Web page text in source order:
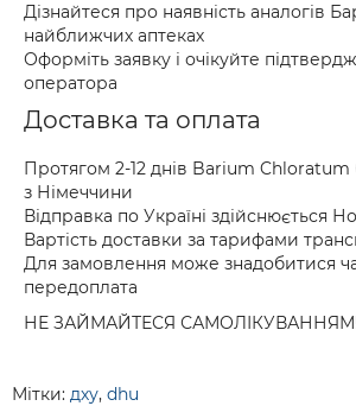
Дізнайтеся про наявність аналогів
найближчих аптеках
Оформіть заявку і очікуйте
оператора
Доставка та оплата
Протягом 2-12 днів Barium
з Німеччини
Відправка по Україні здійснюється
Вартість доставки за тарифами
Для замовлення може знадобитися
передоплата
НЕ ЗАЙМАЙТЕСЯ
Мітки: дху, dhu